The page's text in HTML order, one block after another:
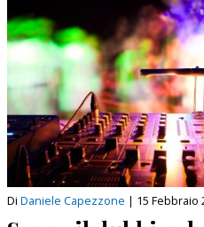
Di Daniele Capezzone | 15 Febbraio